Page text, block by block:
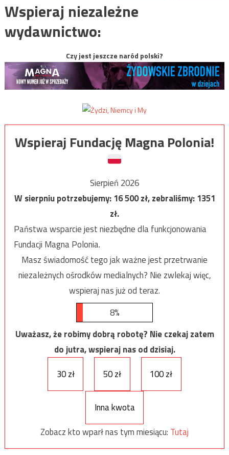
Wspieraj niezależne
wydawnictwo:
Czy jest jeszcze naród polski?
Wspieraj Fundację Magna Polonia!
Sierpień 2026
W sierpniu potrzebujemy:16 500zł, zebraliśmy:1351
zł.
Państwa wsparcie jest niezbędne dla funkcjonowania
Fundacji Magna Polonia.
Masz świadomość tego jak ważne jest przetrwanie
niezależnych ośrodków medialnych? Nie zwlekaj więc,
wspieraj nas już od teraz.
8%
Uważasz, że robimy dobrą robotę? Nie czekaj zatem
do jutra, wspieraj nas od dzisiaj.
30 zł
50 zł 100 zł
Inna kwota
Zobacz kto wparł nas tym miesiącu: Tutaj